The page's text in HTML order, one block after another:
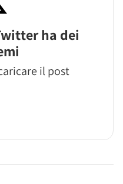
ha dei
il post